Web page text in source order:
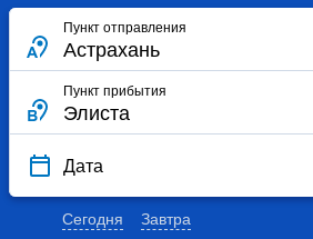
Пункт отправления
Пункт прибытия
Дата
Сегодня Завтра